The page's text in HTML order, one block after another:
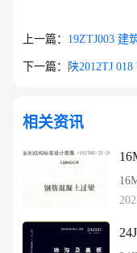
上一篇： 19ZTJ003
下一篇： 陕2012TJ
相关资讯